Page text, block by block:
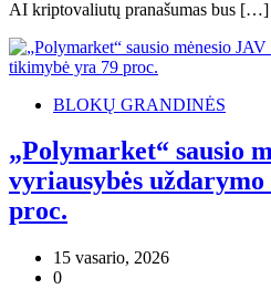
AI kriptovaliutų pranašumas bus […]
BLOKŲ GRANDINĖS
„Polymarket“ sausio
vyriausybės
proc.
15 vasario, 2026
0